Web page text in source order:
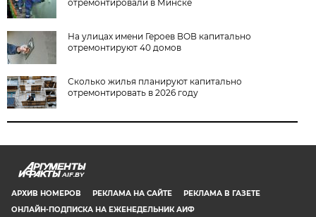
отремонтировали в Минске
На улицах имени Героев ВОВ капитально
отремонтируют 40 домов
Сколько жилья планируют капитально
отремонтировать в 2026 году
AIF.BY
АРХИВ НОМЕРОВ РЕКЛАМА НА САЙТЕ
РЕКЛАМА В ГАЗЕТЕ
ОНЛАЙН-ПОДПИСКА НА ЕЖЕНЕДЕЛЬНИК АИФ